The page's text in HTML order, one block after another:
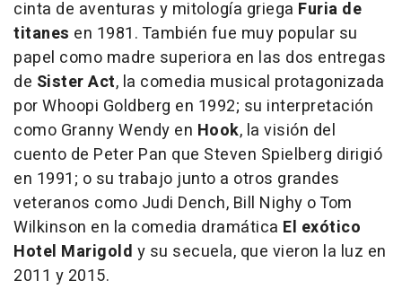
cinta de aventuras y mitología griega Furia de
titanes en 1981. También fue muy popular su
papel como madre superiora en las dos entregas
de Sister Act, la comedia musical protagonizada
por Whoopi Goldberg en 1992; su interpretación
como Granny Wendy en Hook, la visión del
cuento de Peter Pan que Steven Spielberg dirigió
en 1991; o su trabajo junto a otros grandes
veteranos como Judi Dench, Bill Nighy o Tom
Wilkinson en la comedia dramática El exótico
Hotel Marigold y su secuela, que vieron la luz en
2011 y 2015.